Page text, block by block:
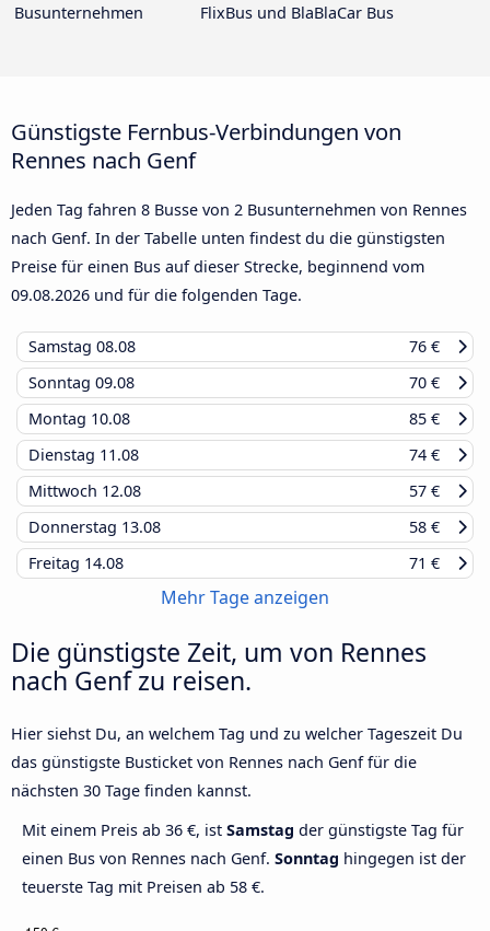
Busunternehmen
FlixBus und BlaBlaCar Bus
Günstigste Fernbus-Verbindungen von
Rennes nach Genf
Jeden Tag fahren 8 Busse von 2 Busunternehmen von Rennes
nach Genf. In der Tabelle unten findest du die günstigsten
Preise für einen Bus auf dieser Strecke, beginnend vom
09.08.2026 und für die folgenden Tage.
Samstag 08.08
76 €
Sonntag 09.08
70 €
Montag 10.08
85 €
Dienstag 11.08
74 €
Mittwoch 12.08
57 €
Donnerstag 13.08
58 €
Freitag 14.08 71 €
Mehr Tage anzeigen
Die günstigste Zeit, um von Rennes
nach Genf zu reisen.
Hier siehst Du, an welchem Tag und zu welcher Tageszeit Du
das günstigste Busticket von Rennes nach Genf für die
nächsten 30 Tage finden kannst.
Mit einem Preis ab 36 €, ist Samstag der günstigste Tag für
einen Bus von Rennes nach Genf. Sonntag hingegen ist der
teuerste Tag mit Preisen ab 58 €.